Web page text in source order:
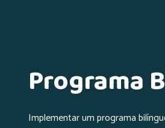
Programa
Implementar um programa